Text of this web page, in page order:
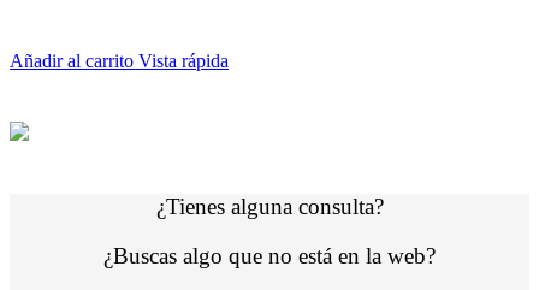
Añadir al carrito Vista rápida
¿Tienes alguna consulta?
¿Buscas algo que no está en la web?